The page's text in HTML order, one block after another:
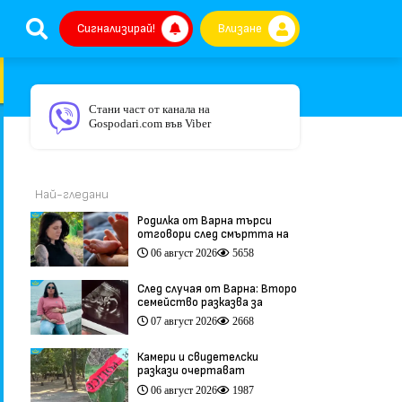
Сигнализирай! Влизане
Стани част от канала на
Gospodari.com във Viber
Най-гледани
Родилка от Варна търси
отговори след смъртта на
бебето ѝ дни преди секцио
(видео)
06 август 2026 5658
След случая от Варна: Второ
семейство разказва за
трагедия след бременност
при същия лекар (видео)
07 август 2026 2668
Камери и свидетелски
разкази очертават
хронологията на фаталния
побой край Младежкия хълм
06 август 2026 1987